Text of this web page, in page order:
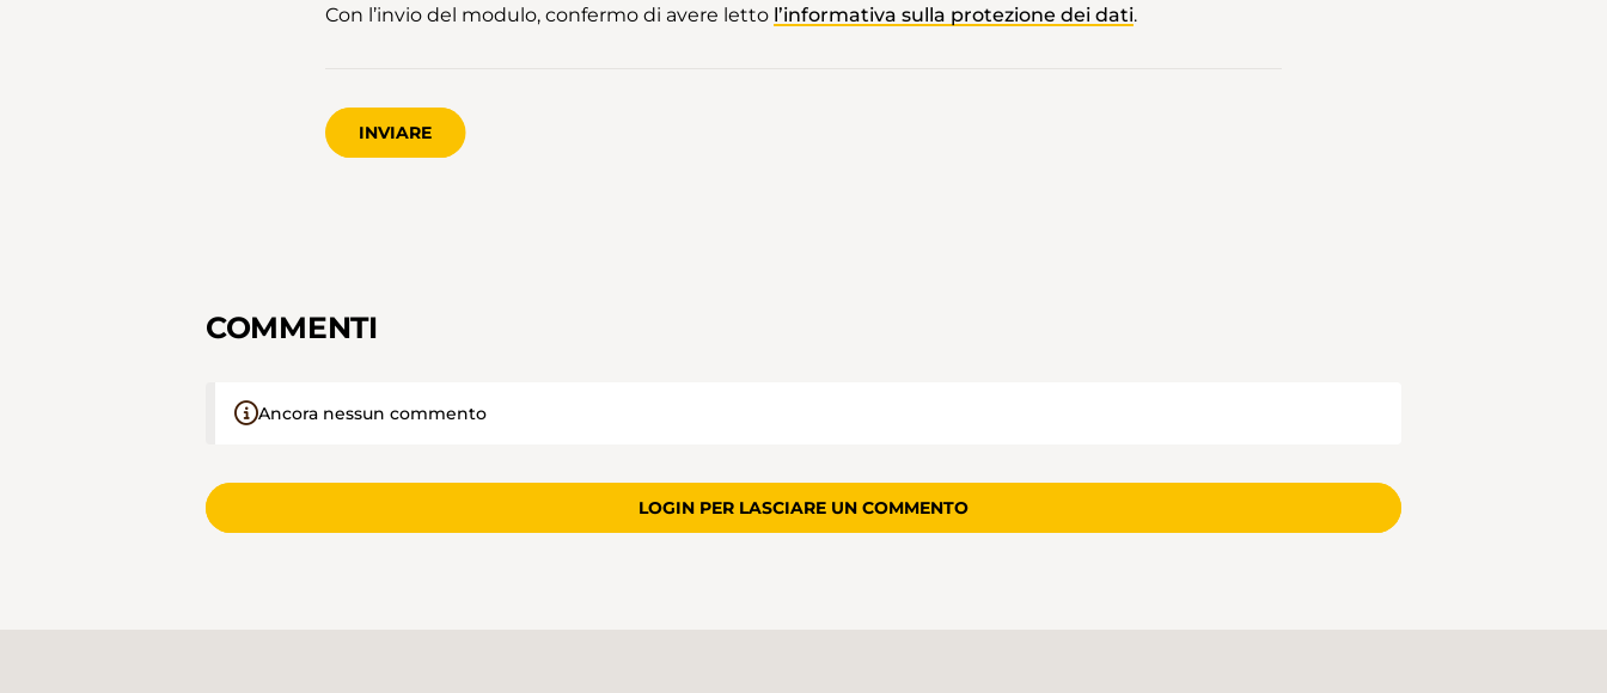
Con l’invio del modulo, confermo di avere letto l’informativa sulla protezione dei dati.
INVIARE
COMMENTI
Ancora nessun commento
LOGIN PER LASCIARE UN COMMENTO